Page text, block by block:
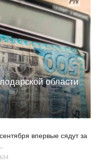
области
впервые сядут за
634